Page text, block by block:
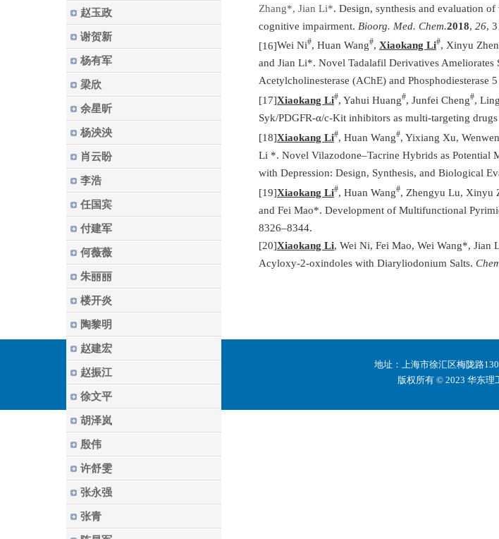
赵玉政
谢贺新
杨有军
梁欣
余星昕
杨泱泱
肖云盼
李浩
任国宾
付建军
何薇薇
朱丽丽
楼开炎
陶黎明
赵建宏
赵振江
徐文平
胡泽岚
殷伟
许舒雯
张永强
张青
Zhang*, Jian Li*. Design, synthesis and evaluation
cognitive impairment. Bioorg. Med. Chem.2018, 26,
[16]Wei Ni#, Huan Wang#, Xiaokang Li#, Xinyu
and Jian Li*. Novel Tadalafil Derivatives
Acetylcholinesterase (AChE) and Phosphodiesterase
[17]Xiaokang Li#, Yahui Huang#, Junfei Cheng#,
Syk/PDGFR-α/c-Kit inhibitors as multi-targeting
[18]Xiaokang Li#, Huan Wang#, Yixiang Xu,
Li *. Novel Vilazodone–Tacrine Hybrids as Potential
with Depression: Design, Synthesis, and Biological
[19]Xiaokang Li#, Huan Wang#, Zhengyu Lu, Xinyu
and Fei Mao*. Development of Multifunctional
8326–8344.
[20]Xiaokang Li, Wei Ni, Fei Mao, Wei Wang*,
Acyloxy-2-oxindoles with Diaryliodonium Salts.
地址：上海市徐汇区梅陇路
版权所有 © 2023 华东理